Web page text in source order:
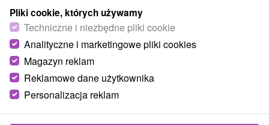
Domalenka Topka: Wyjątkowy pobyt w
uzdrowisku w sercu Gór Szczawnickich
Uzdrowisko Szklane Teplice
Od 2 Noce
Pełne Wyżywienie
Pliki cookie, których używamy
Techniczne i niezbędne pliki cookie
Analityczne i marketingowe pliki cookies
Magazyn reklam
Reklamowe dane użytkownika
Personalizacja reklam